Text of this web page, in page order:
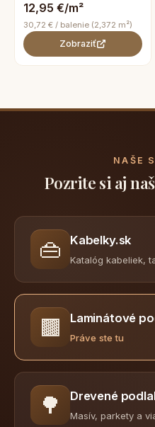
12,95 €/m²
30,72 € / balenie (2,372 m²)
Zobraziť
NAŠE
Pozrite si aj
👜 Kabelky.sk
Katalóg kabeliek,
🟫 Laminátové
Práve ste tu
🌳 Drevené
Masív, parkety a